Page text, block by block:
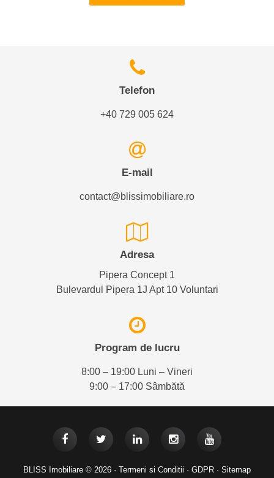
Telefon
+40 729 005 624
E-mail
contact@blissimobiliare.ro
Adresa
Pipera Concept 1
Bulevardul Pipera 1J Apt 10 Voluntari
Program de lucru
8:00 – 19:00 Luni – Vineri
9:00 – 17:00 Sâmbătă
BLISS Imobiliare © 2026 · Termeni si Conditii · GDPR · Sitemap